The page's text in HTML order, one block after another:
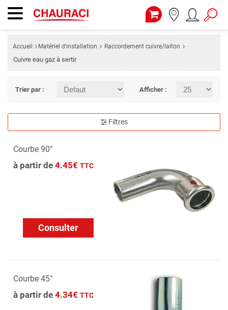
Accueil Matériel d'installation Raccordement cuivre/laiton
Cuivre eau gaz à sertir
Trier par : Afficher :
Filtres
Courbe 90°
à partir de 4.45€ TTC
Consulter
Courbe 45°
à partir de 4.34€ TTC